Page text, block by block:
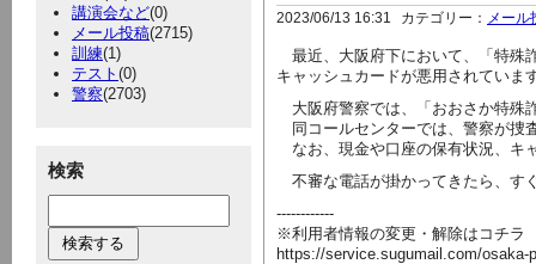
講演会など(0)
メール投稿(2715)
訓練(1)
テスト (0)
警察(2703)
検索
2023/06/13 16:31 カテゴリー： メール
最近、大阪府下において、「特殊
キャッシュカードが悪用されていま
大阪府警察では、「おおさか特殊
同コールセンターでは、警察が捜
なお、現金や口座の保有状況、キ
不審な電話が掛かってきたら、す
------------
※利用者情報の変更・解除はコチラ
https://service.sugumail.com/osaka-